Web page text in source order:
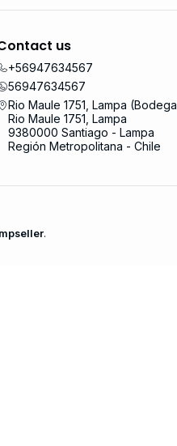
us
+56947634567
56947634567
Rio Maule 1751, Lampa
Rio Maule 1751, Lampa
9380000 Santiago - Lampa
Región Metropolitana - Chile
.